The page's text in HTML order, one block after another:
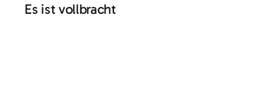
Es ist vollbracht